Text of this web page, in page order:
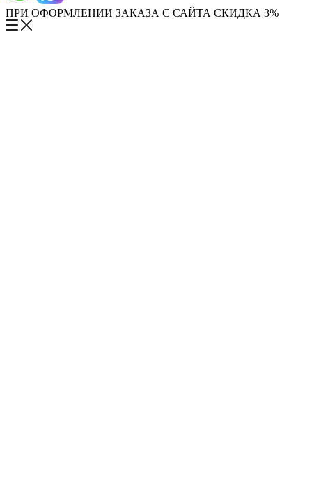
ПРИ ОФОРМЛЕНИИ ЗАКАЗА С САЙТА СКИДКА 3%